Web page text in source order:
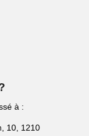
à :
10, 1210